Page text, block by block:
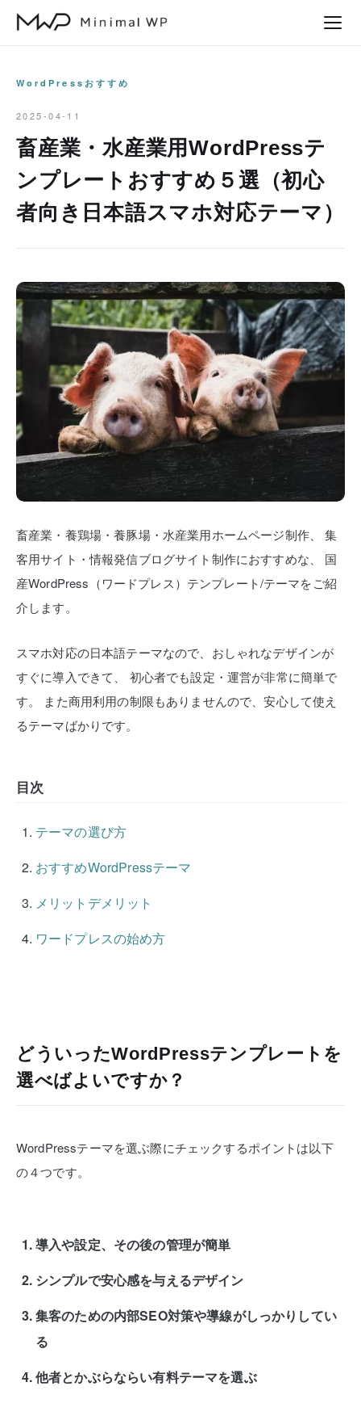
WordPressおすすめ
2025-04-11
畜産業・水産業用WordPressテ
ンプレートおすすめ５選（初心
者向き日本語スマホ対応テーマ）
畜産業・養鶏場・養豚場・水産業用ホームページ制作、
集
客用サイト・情報発信ブログサイト制作におすすめな、
国
産WordPress（ワードプレス）テンプレート/テーマをご紹
介します。
スマホ対応の日本語テーマなので、おしゃれなデザインが
すぐに導入できて、
初心者でも設定・運営が非常に簡単で
す。
また商用利用の制限もありませんので、安心して使え
るテーマばかりです。
目次
テーマの選び方
おすすめWordPressテーマ
メリットデメリット
ワードプレスの始め方
どういったWordPressテンプレートを
選べばよいですか？
WordPressテーマを選ぶ際にチェックするポイントは以下
の４つです。
導入や設定、その後の管理が簡単
シンプルで安心感を与えるデザイン
集客のための内部SEO対策や導線がしっかりしてい
る
他者とかぶらならい有料テーマを選ぶ